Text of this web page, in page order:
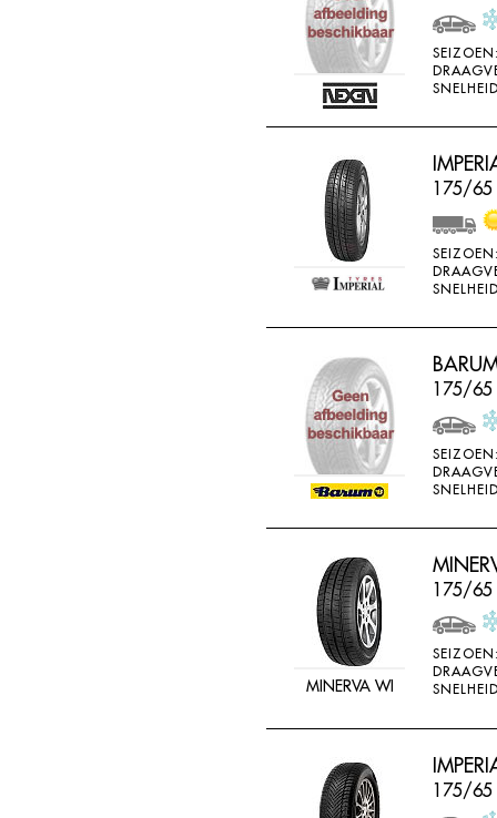
175/65
175/65
MINERVA WI
175/65
175/65